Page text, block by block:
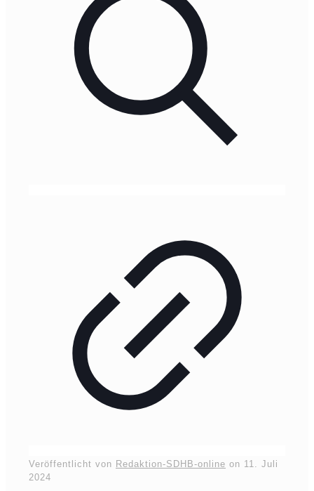
Veröffentlicht von Redaktion-SDHB-online on 11. Juli
2024